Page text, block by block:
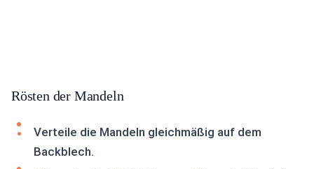
Rösten der Mandeln
Verteile die Mandeln gleichmäßig auf dem
Backblech.